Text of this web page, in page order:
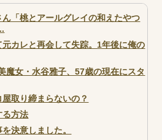
間はめっちゃおもろい。全6&コ
ンプリートデータも
ん「桃とアールグレイの和えたやつ
カレと再会して失踪。1年後に俺の
魔女・水谷雅子、57歳の現在にスタ
取り締まらないの？
る方法
決意しました。